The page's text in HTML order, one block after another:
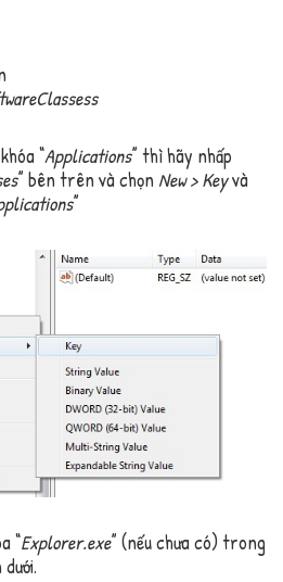
“Applications” thì hãy nhấp
” bên trên và chọn New > Keyvà
”
“Explorer.exe” (nếu chưa có) trong